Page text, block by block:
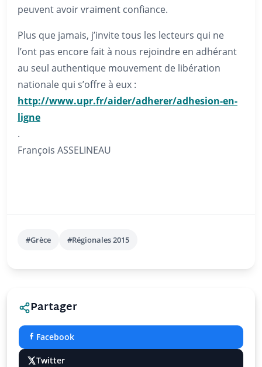
peuvent avoir vraiment confiance.
Plus que jamais, j’invite tous les lecteurs qui ne
l’ont pas encore fait à nous rejoindre en adhérant
au seul authentique mouvement de libération
nationale qui s’offre à eux :
http://www.upr.fr/aider/adherer/adhesion-en-
ligne
.
François ASSELINEAU
#Grèce #Régionales 2015
Partager
Facebook
Twitter